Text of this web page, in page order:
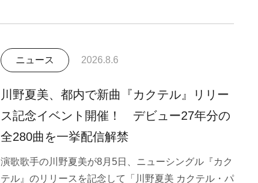
ニュース 2026.8.6
川野夏美、都内で新曲『カクテル』リリー
ス記念イベント開催！ デビュー27年分の
全280曲を一挙配信解禁
演歌歌手の川野夏美が8月5日、ニューシングル『カク
テル』のリリースを記念して「川野夏美 カクテル・パ